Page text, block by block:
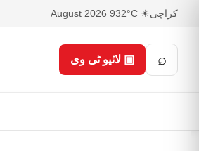
کراچی☀ 32°C
9 August 2026
⌕ ▣ لائیو ٹی وی